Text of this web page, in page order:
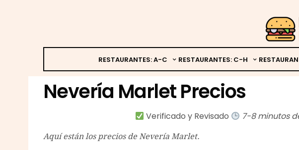
RESTAURANTES: A-C RESTAURANTES: C-H
Nevería Marlet Precios
Verificado y Revisado 7-8 minutos
Aquí están los precios de Nevería Marlet.